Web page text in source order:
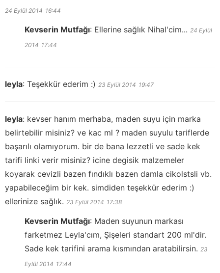
24 Eylül 2014 16:44
Kevserin Mutfağı: Ellerine sağlık Nihal'cim... 24 Eylül
2014 17:44
leyla: Teşekkür ederim :) 23 Eylül 2014 19:47
leyla: kevser hanım merhaba, maden suyu için marka
belirtebilir misiniz? ve kac ml ? maden suyulu tariflerde
başarılı olamıyorum. bir de bana lezzetli ve sade kek
tarifi linki verir misiniz? icine degisik malzemeler
koyarak cevizli bazen fındıklı bazen damla cikolstsli vb.
yapabileceğim bir kek. simdiden teşekkür ederim :)
ellerinize sağlık. 23 Eylül 2014 17:38
Kevserin Mutfağı: Maden suyunun markası
farketmez Leyla'cım, Şişeleri standart 200 ml'dir.
Sade kek tarifini arama kısmından aratabilirsin. 23
Eylül 2014 17:44